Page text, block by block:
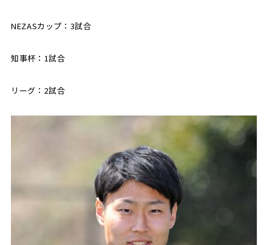
NEZASカップ：3試合
知事杯：1試合
リーグ：2試合